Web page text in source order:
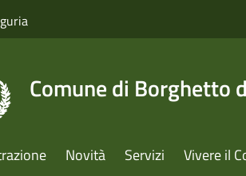
Comune di Borghetto
Novità Servizi Vivere il